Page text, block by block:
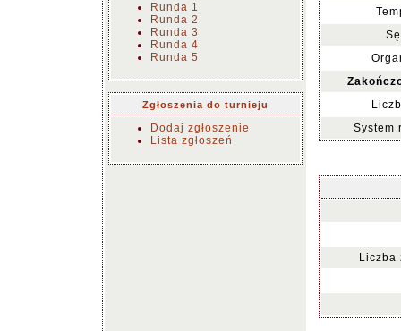
Runda 1
Runda 2
Runda 3
Runda 4
Runda 5
Zgłoszenia do turnieju
Dodaj zgłoszenie
Lista zgłoszeń
System
Liczba